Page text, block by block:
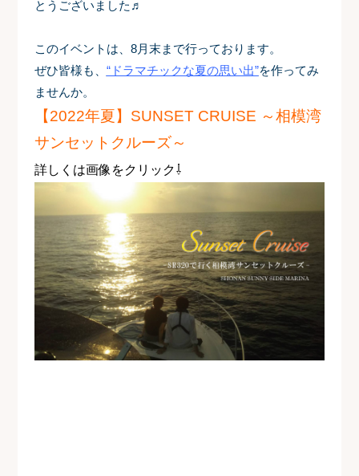
とうございました♬
このイベントは、8月末まで行っております。
ぜひ皆様も、 “ドラマチックな夏の思い出”を作ってみ
ませんか。
【2022年夏】SUNSET CRUISE ～相模湾
サンセットクルーズ～
詳しくは画像をクリック⇩